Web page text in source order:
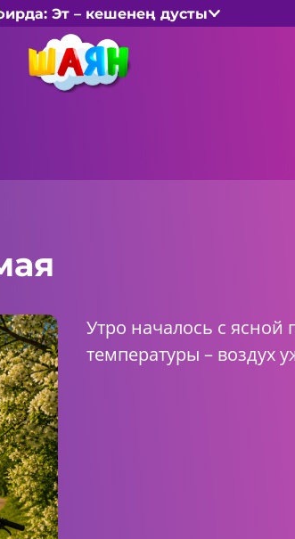
Эт – кешенең дусты
Утро началось с
температуры – воздух